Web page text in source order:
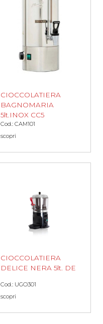
CIOCCOLATIERA
BAGNOMARIA
5lt.INOX CC5
Cod.: CAM101
scopri
CIOCCOLATIERA
DELICE NERA 5lt. DE
Cod.: UGO301
scopri